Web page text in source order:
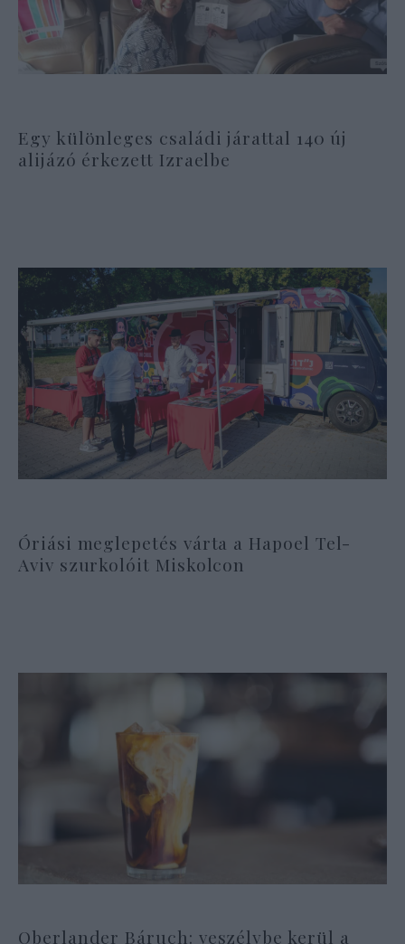
Egy különleges családi járattal 140 új
alijázó érkezett Izraelbe
Óriási meglepetés várta a Hapoel Tel-
Aviv szurkolóit Miskolcon
Oberlander Báruch: veszélybe kerül a